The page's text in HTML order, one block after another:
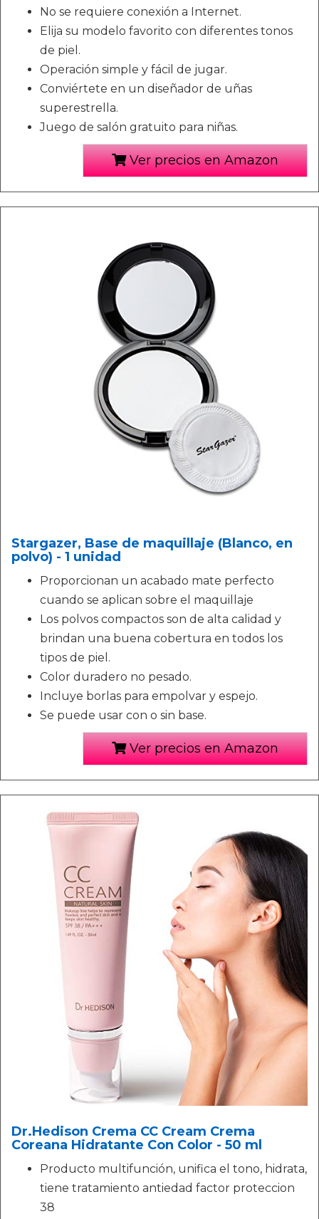
No se requiere conexión a Internet.
Elija su modelo favorito con diferentes tonos
de piel.
Operación simple y fácil de jugar.
Conviértete en un diseñador de uñas
superestrella.
Juego de salón gratuito para niñas.
Ver precios en Amazon
Stargazer, Base de maquillaje (Blanco, en
polvo) - 1 unidad
Proporcionan un acabado mate perfecto
cuando se aplican sobre el maquillaje
Los polvos compactos son de alta calidad y
brindan una buena cobertura en todos los
tipos de piel.
Color duradero no pesado.
Incluye borlas para empolvar y espejo.
Se puede usar con o sin base.
Ver precios en Amazon
Dr.Hedison Crema CC Cream Crema
Coreana Hidratante Con Color - 50 ml
Producto multifunción, unifica el tono, hidrata,
tiene tratamiento antiedad factor proteccion
38